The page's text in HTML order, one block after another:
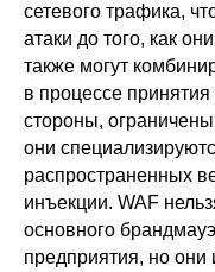
сетевого трафика,
атаки до того, как
также могут
в процессе
стороны,
они
распространенных
инъекции. WAF
основного
предприятия, но